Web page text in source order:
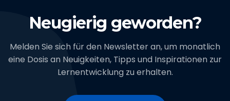
Neugierig geworden?
Melden Sie sich für den Newsletter an, um monatlich
eine Dosis an Neuigkeiten, Tipps und Inspirationen zur
Lernentwicklung zu erhalten.